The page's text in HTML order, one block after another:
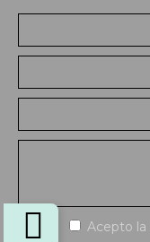
Acepto la